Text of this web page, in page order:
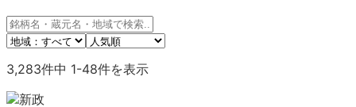
3,283件中 1-48件を表示